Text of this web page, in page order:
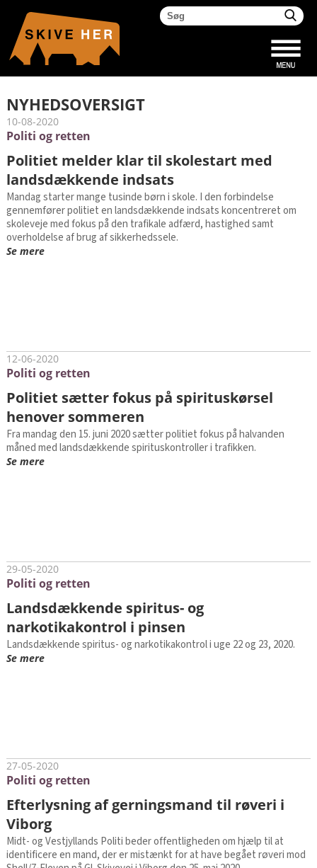
NYHEDSOVERSIGT
10-08-2020
Politi og retten
Politiet melder klar til skolestart med
landsdækkende indsats
Mandag starter mange tusinde børn i skole. I den forbindelse
gennemfører politiet en landsdækkende indsats koncentreret om
skoleveje med fokus på den trafikale adfærd, hastighed samt
overholdelse af brug af sikkerhedssele.
Se mere
12-06-2020
Politi og retten
Politiet sætter fokus på spirituskørsel
henover sommeren
Fra mandag den 15. juni 2020 sætter politiet fokus på halvanden
måned med landsdækkende spirituskontroller i trafikken.
Se mere
29-05-2020
Politi og retten
Landsdækkende spiritus- og
narkotikakontrol i pinsen
Landsdækkende spiritus- og narkotikakontrol i uge 22 og 23, 2020.
Se mere
27-05-2020
Politi og retten
Efterlysning af gerningsmand til røveri i
Viborg
Midt- og Vestjyllands Politi beder offentligheden om hjælp til at
identificere en mand, der er mistænkt for at have begået røveri mod